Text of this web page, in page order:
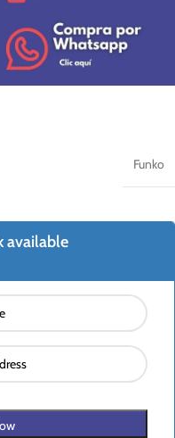
Funko
available